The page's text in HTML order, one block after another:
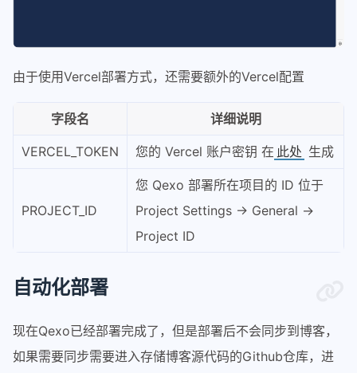
由于使用Vercel部署方式，还需要额外的Vercel配置
字段名 详细说明
VERCEL_TOKEN 您的 Vercel 账户密钥 在 此处 生成
PROJECT_ID
您 Qexo 部署所在项目的 ID 位于
Project Settings -> General ->
Project ID
自动化部署
现在Qexo已经部署完成了，但是部署后不会同步到博客，
如果需要同步需要进入存储博客源代码的Github仓库，进